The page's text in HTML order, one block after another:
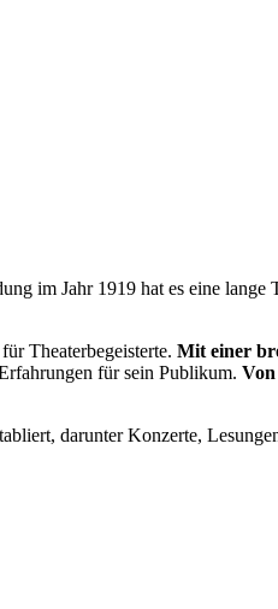
im Jahr 1919 hat es eine
Theaterbegeisterte. Mit einer
für sein Publikum.
darunter Konzerte,